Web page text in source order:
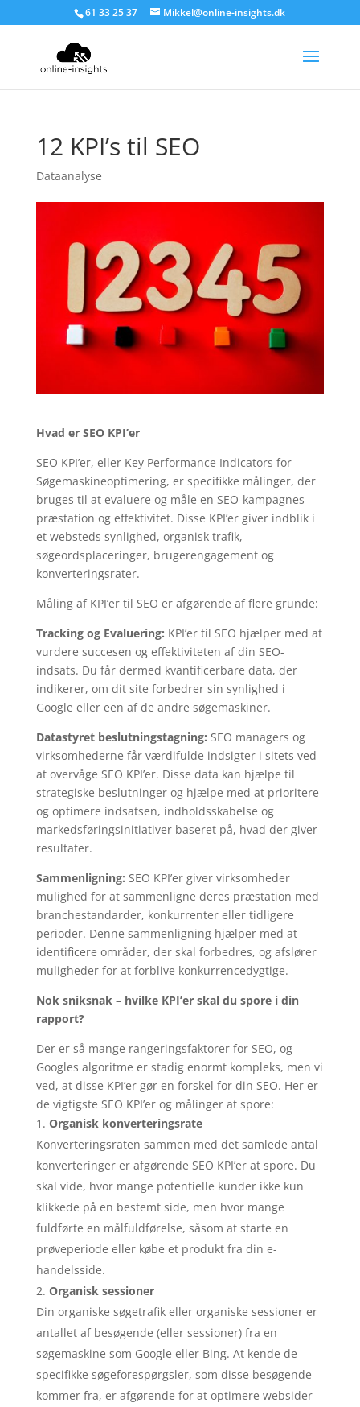
61 33 25 37 Mikkel@online-insights.dk
12 KPI’s til SEO
Dataanalyse
Hvad er SEO KPI’er
SEO KPI’er, eller Key Performance Indicators for
Søgemaskineoptimering, er specifikke målinger, der
bruges til at evaluere og måle en SEO-kampagnes
præstation og effektivitet. Disse KPI’er giver indblik i
et websteds synlighed, organisk trafik,
søgeordsplaceringer, brugerengagement og
konverteringsrater.
Måling af KPI’er til SEO er afgørende af flere grunde:
Tracking og Evaluering: KPI’er til SEO hjælper med at
vurdere succesen og effektiviteten af din SEO-
indsats. Du får dermed kvantificerbare data, der
indikerer, om dit site forbedrer sin synlighed i
Google eller een af de andre søgemaskiner.
Datastyret beslutningstagning: SEO managers og
virksomhederne får værdifulde indsigter i sitets ved
at overvåge SEO KPI’er. Disse data kan hjælpe til
strategiske beslutninger og hjælpe med at prioritere
og optimere indsatsen, indholdsskabelse og
markedsføringsinitiativer baseret på, hvad der giver
resultater.
Sammenligning: SEO KPI’er giver virksomheder
mulighed for at sammenligne deres præstation med
branchestandarder, konkurrenter eller tidligere
perioder. Denne sammenligning hjælper med at
identificere områder, der skal forbedres, og afslører
muligheder for at forblive konkurrencedygtige.
Nok sniksnak – hvilke KPI’er skal du spore i din
rapport?
Der er så mange rangeringsfaktorer for SEO, og
Googles algoritme er stadig enormt kompleks, men vi
ved, at disse KPI’er gør en forskel for din SEO. Her er
de vigtigste SEO KPI’er og målinger at spore:
Organisk konverteringsrate
Konverteringsraten sammen med det samlede antal
konverteringer er afgørende SEO KPI’er at spore. Du
skal vide, hvor mange potentielle kunder ikke kun
klikkede på en bestemt side, men hvor mange
fuldførte en målfuldførelse, såsom at starte en
prøveperiode eller købe et produkt fra din e-
handelsside.
Organisk sessioner
Din organiske søgetrafik eller organiske sessioner er
antallet af besøgende (eller sessioner) fra en
søgemaskine som Google eller Bing. At kende de
specifikke søgeforespørgsler, som disse besøgende
kommer fra, er afgørende for at optimere websider